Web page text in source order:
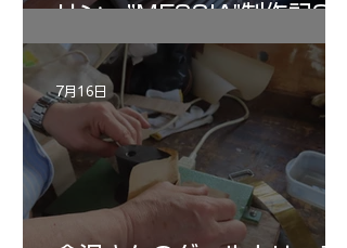
リン ”MESSIA"制作記32
7月16日